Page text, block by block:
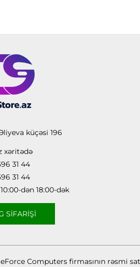
küçəsi 196
xəritədə
31 44
31 44
dən 18:00-dək
SIFARIŞI
Computers firmasının rəsmi